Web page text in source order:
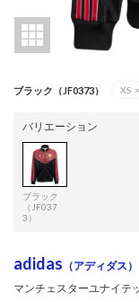
ブラック（JF0373） XS ×
バリエーション
ブラック
（JF037
3）
adidas （アディダス）
マンチェスターユナイテ